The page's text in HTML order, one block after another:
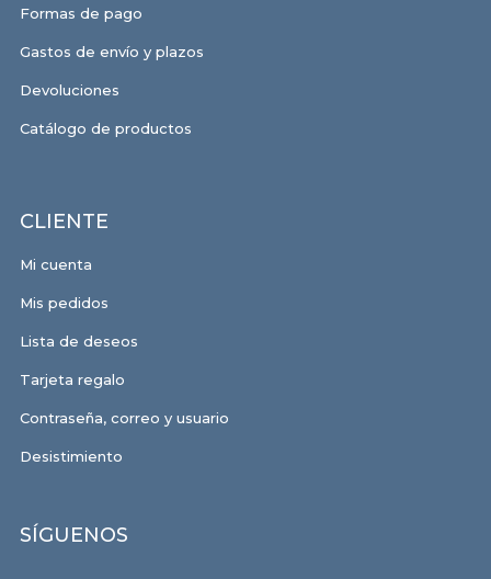
Formas de pago
Gastos de envío y plazos
Devoluciones
Catálogo de productos
CLIENTE
Mi cuenta
Mis pedidos
Lista de deseos
Tarjeta regalo
Contraseña, correo y usuario
Desistimiento
SÍGUENOS